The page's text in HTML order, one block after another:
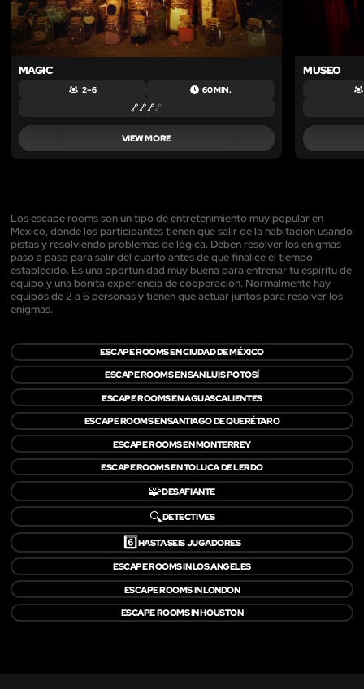
MAGIC
2 – 6 60 MIN.
VIEW MORE
MUSEO
Los escape rooms son un tipo de entretenimiento muy popular en
Mexico, donde los participantes tienen que salir de la habitacion usando
pistas y resolviendo problemas de lógica. Deben resolver los enigmas
paso a paso para salir del cuarto antes de que finalice el tiempo
establecido. Es una oportunidad muy buena para entrenar tu espíritu de
equipo y una bonita experiencia de cooperación. Normalmente hay
equipos de 2 a 6 personas y tienen que actuar juntos para resolver los
enigmas.
ESCAPE ROOMS EN CIUDAD DE MÉXICO
ESCAPE ROOMS EN SAN LUIS POTOSÍ
ESCAPE ROOMS EN AGUASCALIENTES
ESCAPE ROOMS EN SANTIAGO DE QUERÉTARO
ESCAPE ROOMS EN MONTERREY
ESCAPE ROOMS EN TOLUCA DE LERDO
🧩DESAFIANTE
🔍DETECTIVES
6️⃣HASTA SEIS JUGADORES
ESCAPE ROOMS IN LOS ANGELES
ESCAPE ROOMS IN LONDON
ESCAPE ROOMS IN HOUSTON